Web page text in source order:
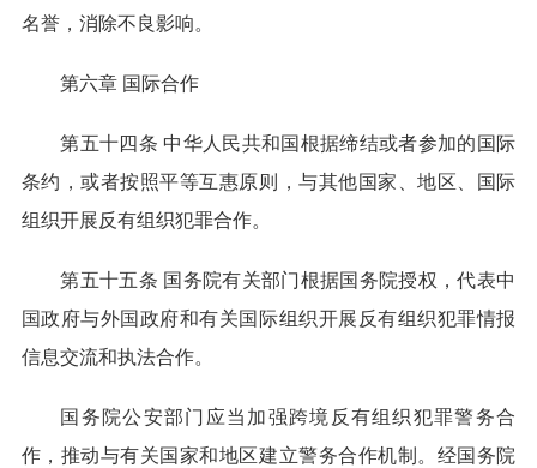
名誉，消除不良影响。
第六章 国际合作
第五十四条 中华人民共和国根据缔结或者参加的国际
条约，或者按照平等互惠原则，与其他国家、地区、国际
组织开展反有组织犯罪合作。
第五十五条 国务院有关部门根据国务院授权，代表中
国政府与外国政府和有关国际组织开展反有组织犯罪情报
信息交流和执法合作。
国务院公安部门应当加强跨境反有组织犯罪警务合
作，推动与有关国家和地区建立警务合作机制。经国务院